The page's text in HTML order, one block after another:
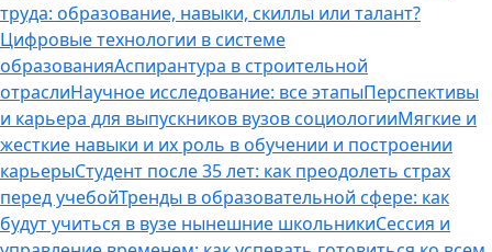
труда: образование, навыки, скиллы или талант?
Цифровые технологии в системе
образованияАспирантура в строительной
отраслиНаучное исследование: все этапыПерспективы
и карьера для выпускников вузов социологииМягкие и
жесткие навыки и их роль в обучении и построении
карьерыСтудент после 35 лет: как преодолеть страх
перед учебойТренды в образовательной сфере: как
будут учиться в вузе нынешние школьникиСессия и